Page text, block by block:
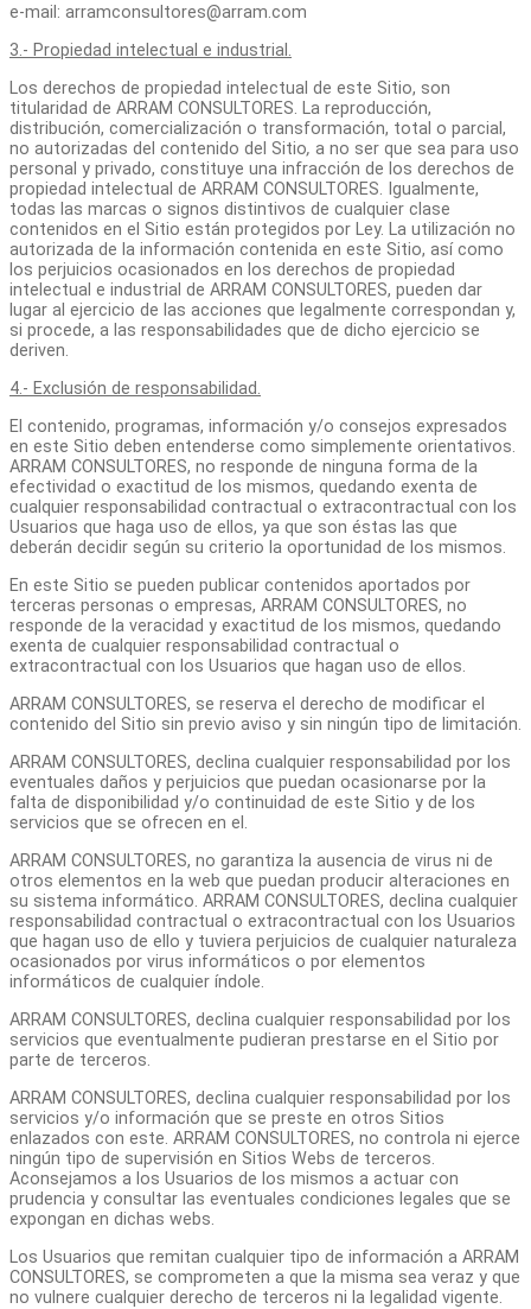
e-mail: arramconsultores@arram.com
3.- Propiedad intelectual e industrial.
Los derechos de propiedad intelectual de este Sitio, son
titularidad de ARRAM CONSULTORES. La reproducción,
distribución, comercialización o transformación, total o parcial,
no autorizadas del contenido del Sitio, a no ser que sea para uso
personal y privado, constituye una infracción de los derechos de
propiedad intelectual de ARRAM CONSULTORES. Igualmente,
todas las marcas o signos distintivos de cualquier clase
contenidos en el Sitio están protegidos por Ley. La utilización no
autorizada de la información contenida en este Sitio, así como
los perjuicios ocasionados en los derechos de propiedad
intelectual e industrial de ARRAM CONSULTORES, pueden dar
lugar al ejercicio de las acciones que legalmente correspondan y,
si procede, a las responsabilidades que de dicho ejercicio se
deriven.
4.- Exclusión de responsabilidad.
El contenido, programas, información y/o consejos expresados
en este Sitio deben entenderse como simplemente orientativos.
ARRAM CONSULTORES, no responde de ninguna forma de la
efectividad o exactitud de los mismos, quedando exenta de
cualquier responsabilidad contractual o extracontractual con los
Usuarios que haga uso de ellos, ya que son éstas las que
deberán decidir según su criterio la oportunidad de los mismos.
En este Sitio se pueden publicar contenidos aportados por
terceras personas o empresas, ARRAM CONSULTORES, no
responde de la veracidad y exactitud de los mismos, quedando
exenta de cualquier responsabilidad contractual o
extracontractual con los Usuarios que hagan uso de ellos.
ARRAM CONSULTORES, se reserva el derecho de modificar el
contenido del Sitio sin previo aviso y sin ningún tipo de limitación.
ARRAM CONSULTORES, declina cualquier responsabilidad por los
eventuales daños y perjuicios que puedan ocasionarse por la
falta de disponibilidad y/o continuidad de este Sitio y de los
servicios que se ofrecen en el.
ARRAM CONSULTORES, no garantiza la ausencia de virus ni de
otros elementos en la web que puedan producir alteraciones en
su sistema informático. ARRAM CONSULTORES, declina cualquier
responsabilidad contractual o extracontractual con los Usuarios
que hagan uso de ello y tuviera perjuicios de cualquier naturaleza
ocasionados por virus informáticos o por elementos
informáticos de cualquier índole.
ARRAM CONSULTORES, declina cualquier responsabilidad por los
servicios que eventualmente pudieran prestarse en el Sitio por
parte de terceros.
ARRAM CONSULTORES, declina cualquier responsabilidad por los
servicios y/o información que se preste en otros Sitios
enlazados con este. ARRAM CONSULTORES, no controla ni ejerce
ningún tipo de supervisión en Sitios Webs de terceros.
Aconsejamos a los Usuarios de los mismos a actuar con
prudencia y consultar las eventuales condiciones legales que se
expongan en dichas webs.
Los Usuarios que remitan cualquier tipo de información a ARRAM
CONSULTORES, se comprometen a que la misma sea veraz y que
no vulnere cualquier derecho de terceros ni la legalidad vigente.